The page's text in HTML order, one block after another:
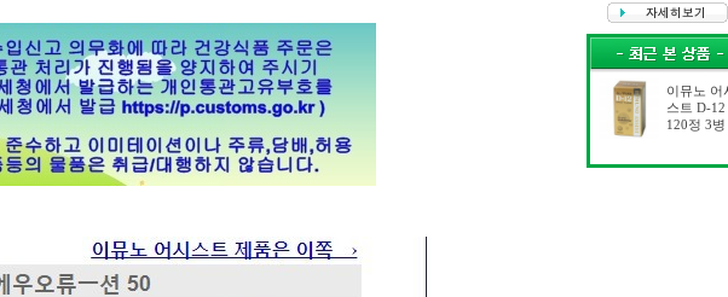
이뮤노 어
스트 D-12
120정 3병